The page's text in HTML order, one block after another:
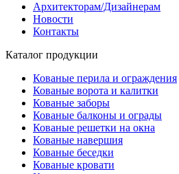
Архитекторам/Дизайнерам
Новости
Контакты
Каталог продукции
Кованые перила и ограждения
Кованые ворота и калитки
Кованые заборы
Кованые балконы и ограды
Кованые решетки на окна
Кованые навершия
Кованые беседки
Кованые кровати